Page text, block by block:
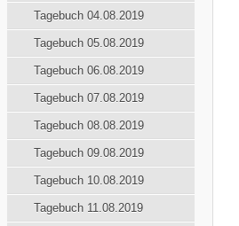
Tagebuch 04.08.2019
Tagebuch 05.08.2019
Tagebuch 06.08.2019
Tagebuch 07.08.2019
Tagebuch 08.08.2019
Tagebuch 09.08.2019
Tagebuch 10.08.2019
Tagebuch 11.08.2019